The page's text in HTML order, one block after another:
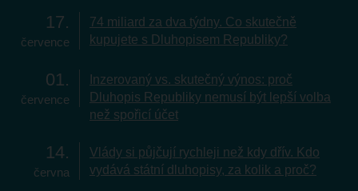
17
července
74 miliard za dva týdny. Co skutečně
kupujete s Dluhopisem Republiky?
01
července
Inzerovaný vs. skutečný výnos: proč
Dluhopis Republiky nemusí být lepší volba
než spořicí účet
14
června
Vlády si půjčují rychleji než kdy dřív. Kdo
vydává státní dluhopisy, za kolik a proč?